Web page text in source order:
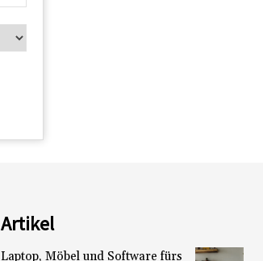
Artikel
Laptop, Möbel und Software fürs